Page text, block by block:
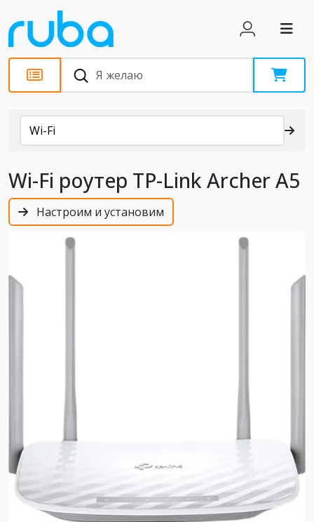
Каталог
Wi-Fi
Wi-Fi роутер TP-Link Archer A5
Настроим и установим